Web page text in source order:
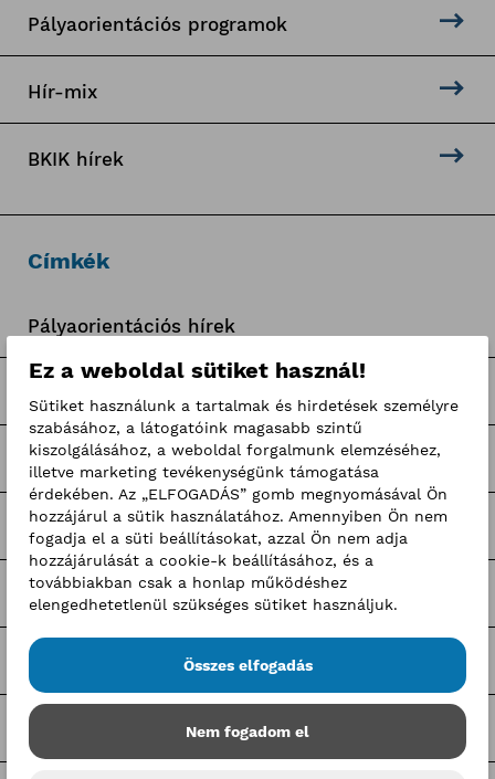
Pályaorientációs programok
Hír-mix
BKIK hírek
Címkék
Pályaorientációs hírek
BKIK Szakképzési Iroda pályázatok
Nagy Elek cikkek
Kerületi pályázatok
Pályázatfigyelő
Tagcsoporti hírek
Ez a weboldal sütiket használ!
Sütiket használunk a tartalmak és hirdetések személyre
szabásához, a látogatóink magasabb szintű
kiszolgálásához, a weboldal forgalmunk elemzéséhez,
illetve marketing tevékenységünk támogatása
érdekében. Az „ELFOGADÁS” gomb megnyomásával Ön
hozzájárul a sütik használatához. Amennyiben Ön nem
fogadja el a süti beállításokat, azzal Ön nem adja
hozzájárulását a cookie-k beállításához, és a
továbbiakban csak a honlap működéshez
elengedhetetlenül szükséges sütiket használjuk.
Összes elfogadás
Nem fogadom el